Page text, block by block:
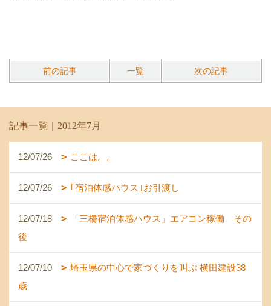
前の記事 一覧 次の記事
記事一覧｜2012年7月
12/07/26 ここは。。
12/07/26 ｢宿泊体感ハウス｣お引渡し
12/07/18
「三橋宿泊体感ハウス」エアコン稼働 その
後
12/07/10
埼玉県の中心で家づくりを叫ぶ 横田建設38
歳